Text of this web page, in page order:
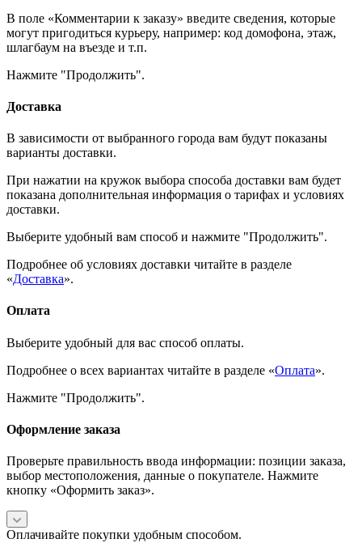
В поле «Комментарии к заказу» введите сведения, которые
могут пригодиться курьеру, например: код домофона, этаж,
шлагбаум на въезде и т.п.
Нажмите "Продолжить".
Доставка
В зависимости от выбранного города вам будут показаны
варианты доставки.
При нажатии на кружок выбора способа доставки вам будет
показана дополнительная информация о тарифах и условиях
доставки.
Выберите удобный вам способ и нажмите "Продолжить".
Подробнее об условиях доставки читайте в разделе
«Доставка».
Оплата
Выберите удобный для вас способ оплаты.
Подробнее о всех вариантах читайте в разделе «Оплата».
Нажмите "Продолжить".
Оформление заказа
Проверьте правильность ввода информации: позиции заказа,
выбор местоположения, данные о покупателе. Нажмите
кнопку «Оформить заказ».
Оплачивайте покупки удобным способом.